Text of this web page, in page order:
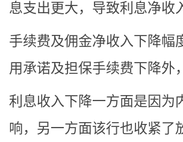
息支出更大，导致利息净收
手续费及佣金净收入下降幅
用承诺及担保手续费下降外
利息收入下降一方面是因为
响，另一方面该行也收紧了